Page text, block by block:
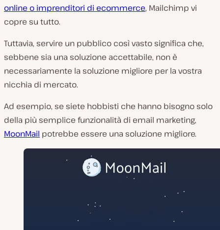
online o imprenditori di ecommerce, Mailchimp vi
copre su tutto.
Tuttavia, servire un pubblico così vasto significa che,
sebbene sia una soluzione accettabile, non è
necessariamente la soluzione migliore per la vostra
nicchia di mercato.
Ad esempio, se siete hobbisti che hanno bisogno solo
della più semplice funzionalità di email marketing,
MoonMail potrebbe essere una soluzione migliore.